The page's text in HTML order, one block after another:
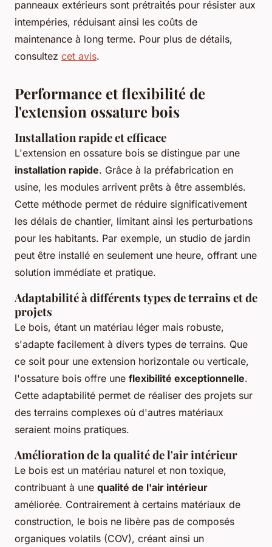
panneaux extérieurs sont prétraités pour résister aux
intempéries, réduisant ainsi les coûts de
maintenance à long terme. Pour plus de détails,
consultez cet avis.
Performance et flexibilité de
l'extension ossature bois
Installation rapide et efficace
L'extension en ossature bois se distingue par une
installation rapide. Grâce à la préfabrication en
usine, les modules arrivent prêts à être assemblés.
Cette méthode permet de réduire significativement
les délais de chantier, limitant ainsi les perturbations
pour les habitants. Par exemple, un studio de jardin
peut être installé en seulement une heure, offrant une
solution immédiate et pratique.
Adaptabilité à différents types de terrains et de
projets
Le bois, étant un matériau léger mais robuste,
s'adapte facilement à divers types de terrains. Que
ce soit pour une extension horizontale ou verticale,
l'ossature bois offre une flexibilité exceptionnelle.
Cette adaptabilité permet de réaliser des projets sur
des terrains complexes où d'autres matériaux
seraient moins pratiques.
Amélioration de la qualité de l'air intérieur
Le bois est un matériau naturel et non toxique,
contribuant à une qualité de l'air intérieur
améliorée. Contrairement à certains matériaux de
construction, le bois ne libère pas de composés
organiques volatils (COV), créant ainsi un